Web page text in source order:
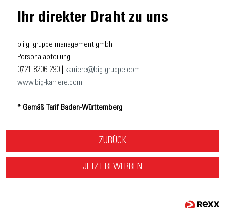
Ihr direkter Draht zu uns
b.i.g. gruppe management gmbh
Personalabteilung
0721 8206-290 |
karriere@big-gruppe.com
www.big-karriere.com
* Gemäß Tarif Baden-Württemberg
ZURÜCK
JETZT BEWERBEN